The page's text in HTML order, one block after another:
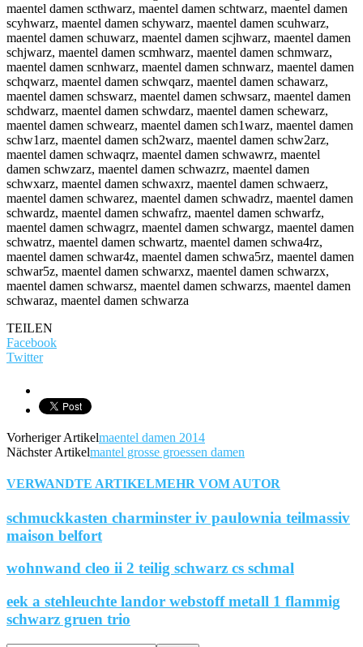
maentel damen scthwarz, maentel damen schtwarz, maentel damen
scyhwarz, maentel damen schywarz, maentel damen scuhwarz,
maentel damen schuwarz, maentel damen scjhwarz, maentel damen
schjwarz, maentel damen scmhwarz, maentel damen schmwarz,
maentel damen scnhwarz, maentel damen schnwarz, maentel damen
schqwarz, maentel damen schwqarz, maentel damen schawarz,
maentel damen schswarz, maentel damen schwsarz, maentel damen
schdwarz, maentel damen schwdarz, maentel damen schewarz,
maentel damen schwearz, maentel damen sch1warz, maentel damen
schw1arz, maentel damen sch2warz, maentel damen schw2arz,
maentel damen schwaqrz, maentel damen schwawrz, maentel
damen schwzarz, maentel damen schwazrz, maentel damen
schwxarz, maentel damen schwaxrz, maentel damen schwaerz,
maentel damen schwarez, maentel damen schwadrz, maentel damen
schwardz, maentel damen schwafrz, maentel damen schwarfz,
maentel damen schwagrz, maentel damen schwargz, maentel damen
schwatrz, maentel damen schwartz, maentel damen schwa4rz,
maentel damen schwar4z, maentel damen schwa5rz, maentel damen
schwar5z, maentel damen schwarxz, maentel damen schwarzx,
maentel damen schwarsz, maentel damen schwarzs, maentel damen
schwaraz, maentel damen schwarza
TEILEN
Facebook
Twitter
Vorheriger Artikelmaentel damen 2014
Nächster Artikelmantel grosse groessen damen
VERWANDTE ARTIKELMEHR VOM AUTOR
schmuckkasten charminster iv paulownia teilmassiv
maison belfort
wohnwand cleo ii 2 teilig schwarz cs schmal
eek a stehleuchte landor webstoff metall 1 flammig
schwarz gruen trio